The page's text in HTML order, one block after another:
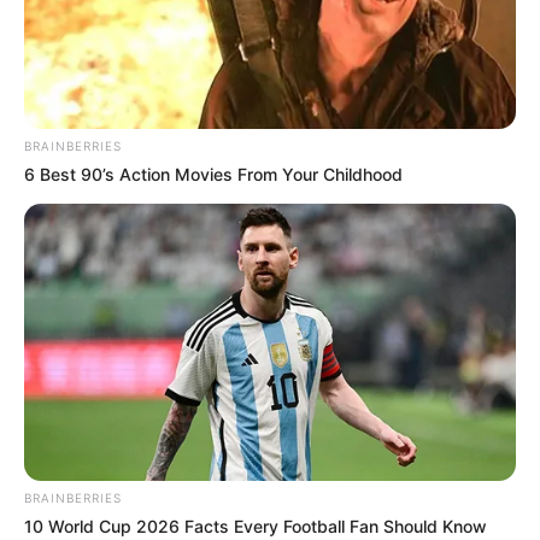
BRAINBERRIES
6 Best 90’s Action Movies From Your Childhood
BRAINBERRIES
10 World Cup 2026 Facts Every Football Fan Should Know